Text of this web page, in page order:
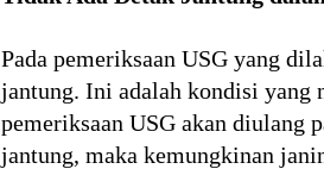
Pada pemeriksaan USG yang
jantung. Ini adalah kondisi yang
pemeriksaan USG akan diulang
jantung, maka kemungkinan